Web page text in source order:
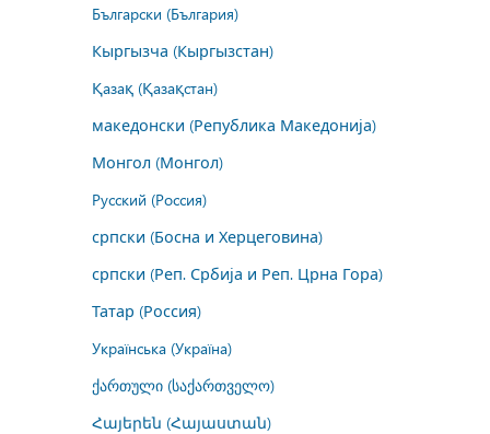
Български (България)
Кыргызча (Кыргызстан)
Қазақ (Қазақстан)
македонски (Република Македонија)
Монгол (Монгол)
Русский (Россия)
српски (Босна и Херцеговина)
српски (Реп. Србија и Реп. Црна Гора)
Татар (Россия)
Українська (Україна)
ქართული (საქართველო)
Հայերեն (Հայաստան)